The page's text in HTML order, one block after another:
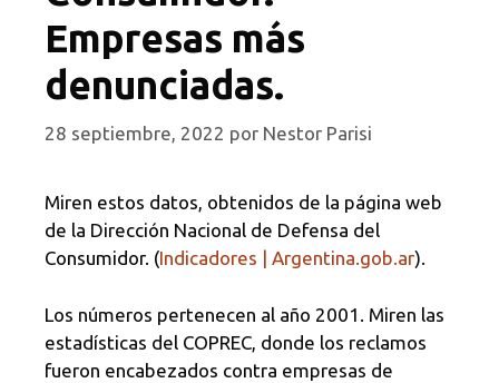
Empresas más
denunciadas.
28 septiembre, 2022 por Nestor Parisi
Miren estos datos, obtenidos de la página web
de la Dirección Nacional de Defensa del
Consumidor. (Indicadores | Argentina.gob.ar).
Los números pertenecen al año 2001. Miren las
estadísticas del COPREC, donde los reclamos
fueron encabezados contra empresas de